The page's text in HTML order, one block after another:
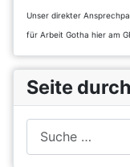
Unser direkter
für Arbeit Gotha hier am
Seite